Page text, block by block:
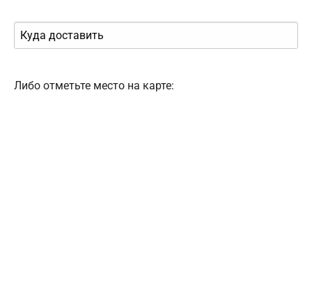
Либо отметьте место на карте: